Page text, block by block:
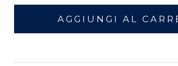
AGGIUNGI AL